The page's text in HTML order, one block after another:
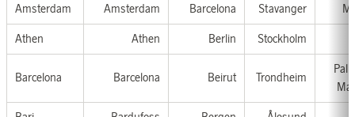
Amsterdam Amsterdam Barcelona Stavanger
Athen Athen Berlin Stockholm
Barcelona Barcelona Beirut Trondheim